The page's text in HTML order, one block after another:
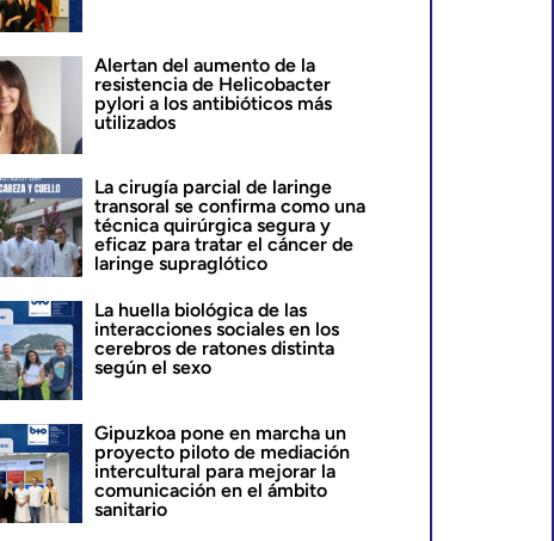
Alertan del aumento de la
resistencia de Helicobacter
pylori a los antibióticos más
utilizados
La cirugía parcial de laringe
transoral se confirma como una
técnica quirúrgica segura y
eficaz para tratar el cáncer de
laringe supraglótico
La huella biológica de las
interacciones sociales en los
cerebros de ratones distinta
según el sexo
Gipuzkoa pone en marcha un
proyecto piloto de mediación
intercultural para mejorar la
comunicación en el ámbito
sanitario